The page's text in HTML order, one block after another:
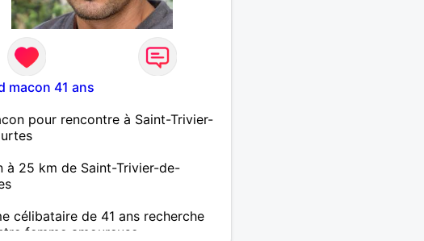
macon 41 ans
pour rencontre à Saint-Trivier-
à 25 km de Saint-Trivier-de-
célibataire de 41 ans recherche
femme amoureuse